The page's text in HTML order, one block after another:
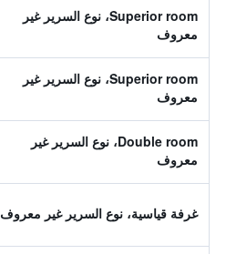
Superior room، نوع السرير غير
معروف
Superior room، نوع السرير غير
معروف
Double room، نوع السرير غير
معروف
غرفة قياسية، نوع السرير غير معروف